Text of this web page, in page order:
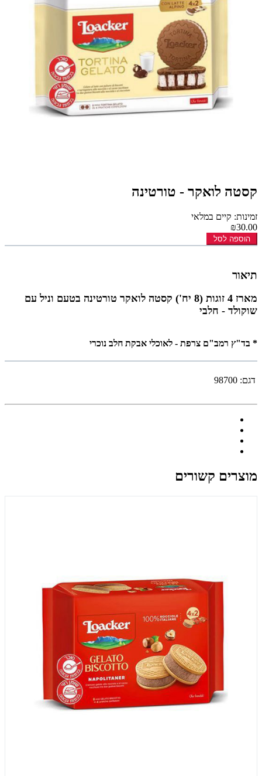
קסטה לואקר - טורטינה
זמינות: קיים במלאי
₪30.00
הוספה לסל
תיאור
מארז 4 זוגות (8 יח') קסטה לואקר טורטינה בטעם וניל עם
שוקולד - חלבי
* בד"ץ רמב"ם צרפת - לאוכלי אבקת חלב נוכרי
דגם: 98700
מוצרים קשורים